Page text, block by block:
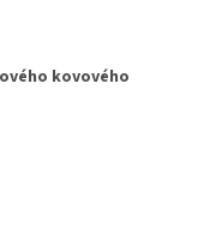
kovového